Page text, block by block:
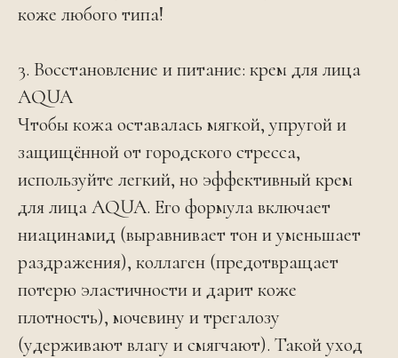
коже любого типа!
3. Восстановление и питание: крем для лица
AQUA
Чтобы кожа оставалась мягкой, упругой и
защищённой от городского стресса,
используйте легкий, но эффективный крем
для лица AQUA. Его формула включает
ниацинамид (выравнивает тон и уменьшает
раздражения), коллаген (предотвращает
потерю эластичности и дарит коже
плотность), мочевину и трегалозу
(удерживают влагу и смягчают). Такой уход